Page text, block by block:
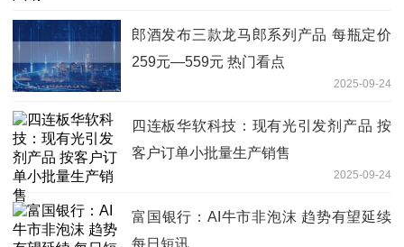
郎酒发布三款龙马郎系列产品 每瓶定价
259元—559元 热门看点
2025-09-24
四连板华软科技：现有光引发剂产品 按
客户订单小批量生产销售
2025-09-24
富国银行：AI牛市非泡沫 趋势有望延续
每日短讯